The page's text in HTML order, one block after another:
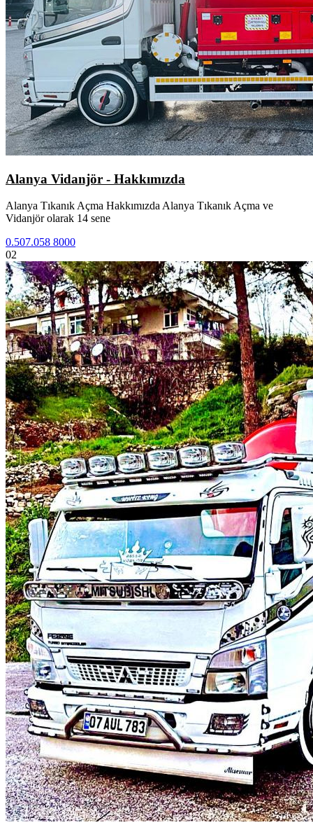
Alanya Vidanjör - Hakkımızda
Alanya Tıkanık Açma Hakkımızda Alanya Tıkanık Açma ve
Vidanjör olarak 14 sene
0.507.058 8000
02